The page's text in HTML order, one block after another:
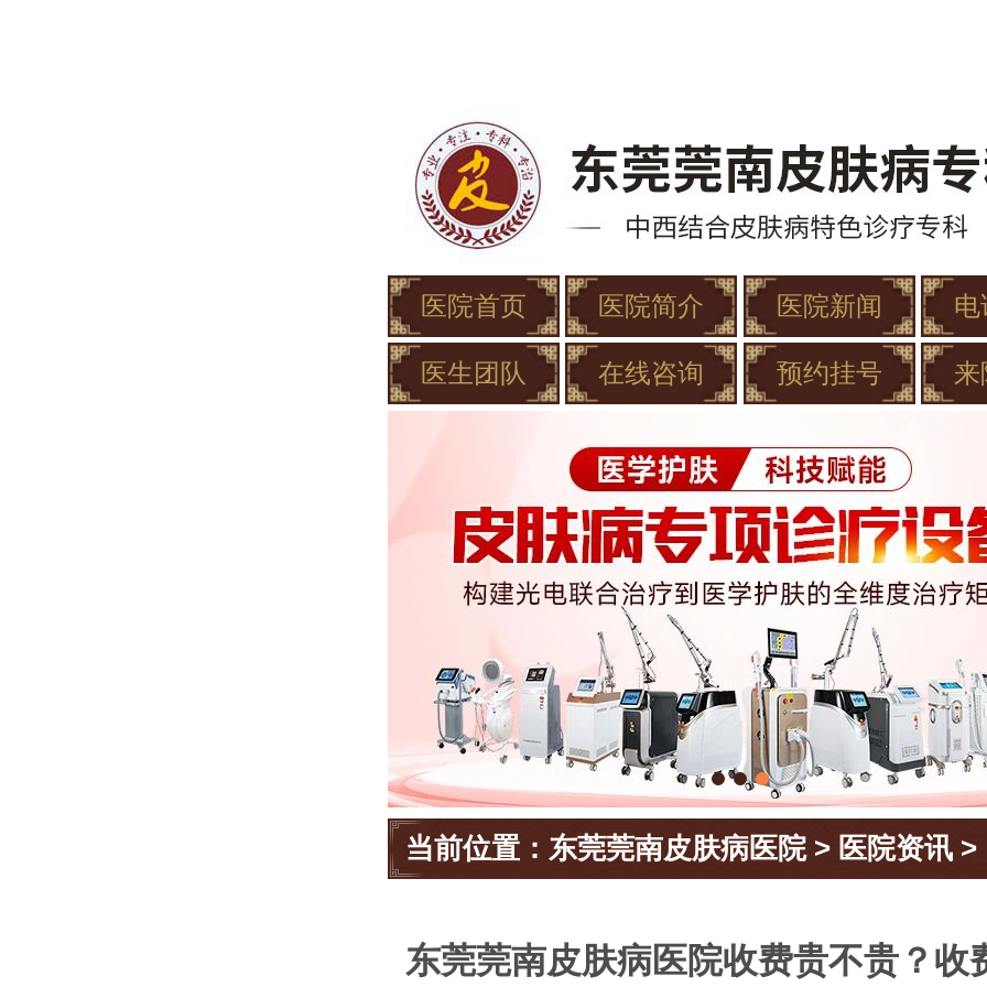
医院首页 医院简介 医院新闻 电
医生团队 在线咨询 预约挂号 来
当前位置： 东莞莞南皮肤病医院> 医院资讯 >
东莞莞南皮肤病医院收费贵不贵？收